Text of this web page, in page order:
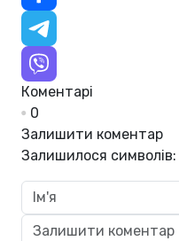
Коментарі
0
Залишити коментар
Залишилося символів: